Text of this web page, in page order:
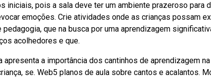
iniciais, pois a sala deve ter um ambiente prazeroso para
emoções. Crie atividades onde as crianças possam
que na busca por uma aprendizagem
acolhedores e que.
a importância dos cantinhos de aprendizagem
se. Web5 planos de aula sobre cantos e acalantos.